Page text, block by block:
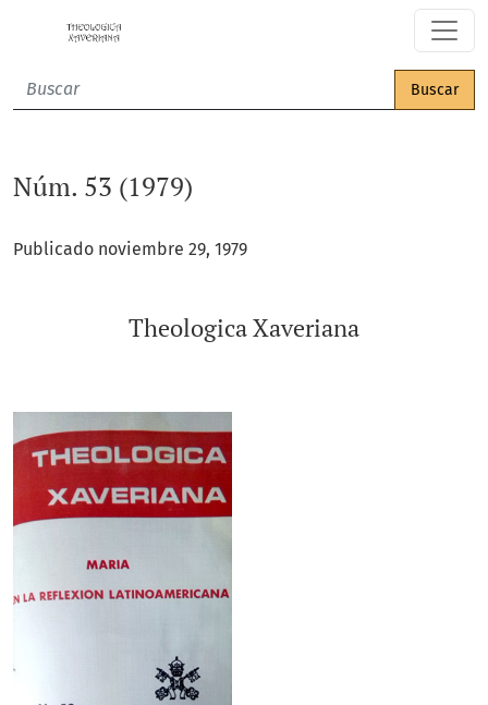
Buscar
Núm. 53 (1979)
Publicado noviembre 29, 1979
Theologica Xaveriana